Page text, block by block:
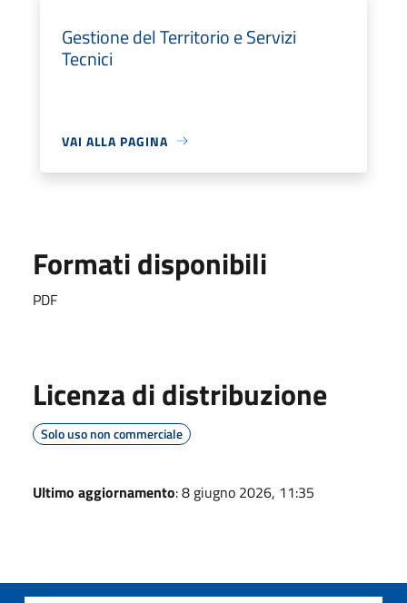
Gestione del Territorio e Servizi
Tecnici
VAI ALLA PAGINA
Formati disponibili
PDF
Licenza di distribuzione
Solo uso non commerciale
Ultimo aggiornamento: 8 giugno 2026, 11:35